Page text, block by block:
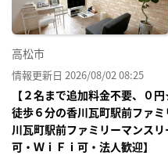
高松市
情報更新日 2026/08/02 08:25
【２名まで追加料金不要、０
徒歩６分の香川瓦町駅前ファ
川瓦町駅前ファミリーマンス
可・ＷｉＦｉ可・法人歓迎】